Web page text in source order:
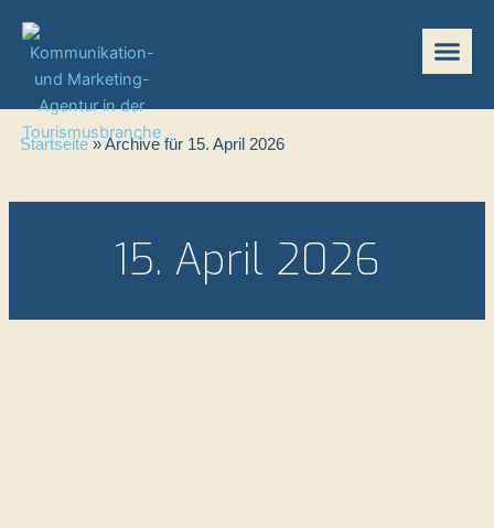
Inhalt
springen
Startseite»Archive für 15. April 2026
15. April 2026